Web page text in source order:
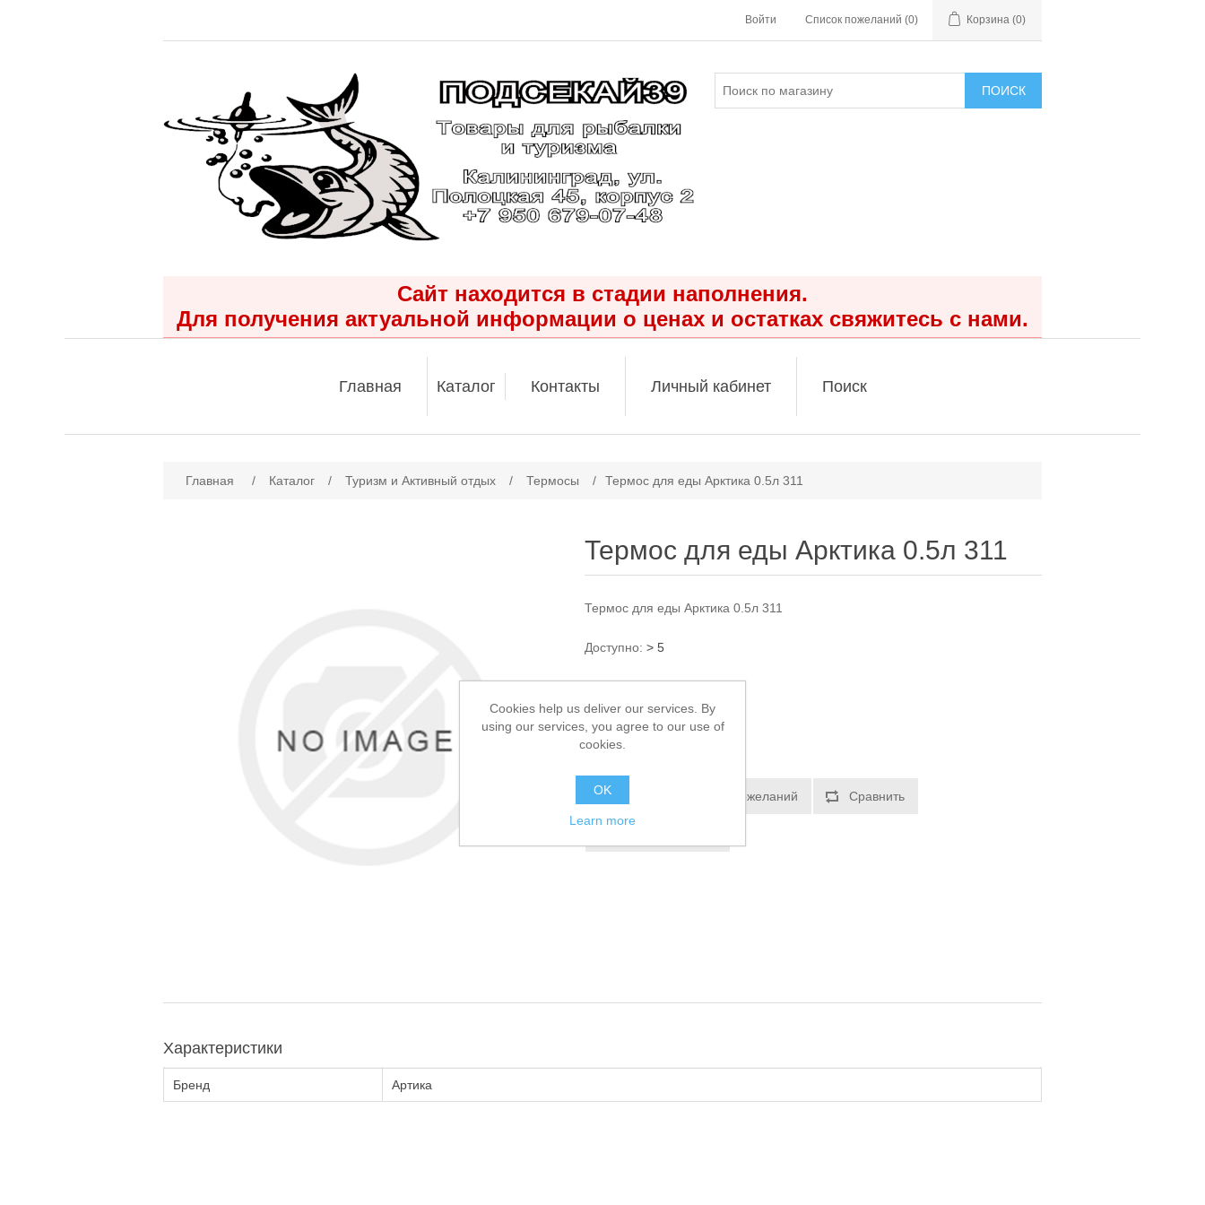
Войти Список пожеланий (0) Корзина (0)
ПОИСК
Сайт находится в стадии наполнения.
Для получения актуальной информации о ценах и остатках свяжитесь с нами.
Главная Каталог Контакты Личный кабинет Поиск
Главная / Каталог / Туризм и Активный отдых / Термосы / Термос для еды Арктика 0.5л 311
Термос для еды Арктика 0.5л 311
Термос для еды Арктика 0.5л 311
Доступно: > 5
Добавить в список пожеланий Сравнить
Характеристики
Бренд Артика
Cookies help us deliver our services. By
using our services, you agree to our use of
cookies.
OK
Learn more